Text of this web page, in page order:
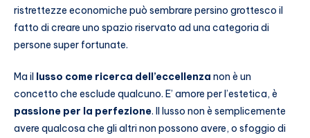
ristrettezze economiche può sembrare persino grottesco il
fatto di creare uno spazio riservato ad una categoria di
persone super fortunate.
Ma il lusso come ricerca dell’eccellenza non è un
concetto che esclude qualcuno. E’ amore per l’estetica, è
passione per la perfezione. Il lusso non è semplicemente
avere qualcosa che gli altri non possono avere, o sfoggio di